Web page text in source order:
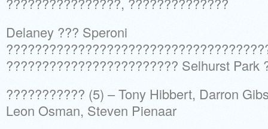
Delaney ??? Speroni
???????????????????????? Selhurst Park
??????????? (5) – Tony Hibbert, Darron
Leon Osman, Steven Pienaar